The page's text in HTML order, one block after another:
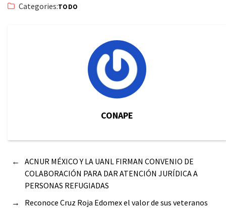
Categories:TODO
CONAPE
←
ACNUR MÉXICO Y LA UANL FIRMAN CONVENIO DE
COLABORACIÓN PARA DAR ATENCIÓN JURÍDICA A
PERSONAS REFUGIADAS
→
Reconoce Cruz Roja Edomex el valor de sus veteranos